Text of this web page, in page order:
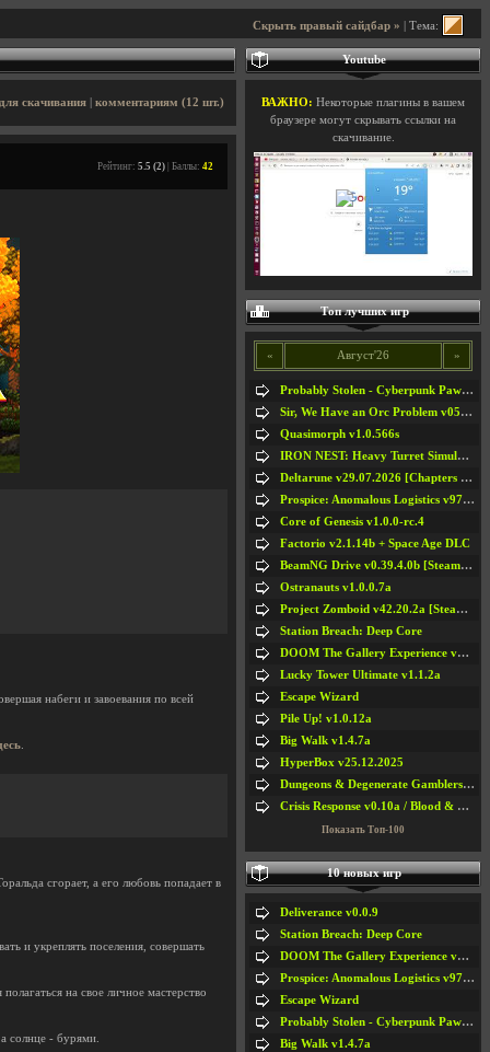
Скрыть правый сайдбар » | Тема:
скачивания комментариям (12 шт.)
Рейтинг: 5.5 (2) | Баллы: 42
набеги и завоевания по всей
сгорает, а его любовь попадает в
и укреплять поселения, совершать
на свое личное мастерство
солнце - бурями.
Youtube
ВАЖНО: Некоторые плагины в вашем
браузере могут скрывать ссылки на
скачивание.
Топ лучших игр
« Август'26 »
Probably Stolen - Cyberpunk Pawnshop Simulator v048c [Playtest]
Sir, We Have an Orc Problem v05.08.2026
Quasimorph v1.0.566s
IRON NEST: Heavy Turret Simulator v1.0a
Deltarune v29.07.2026 [Chapters 1-5] / + RUS [Chapters 1-5]
Prospice: Anomalous Logistics v97 [Playtest]
Core of Genesis v1.0.0-rc.4
Factorio v2.1.14b + Space Age DLC
BeamNG Drive v0.39.4.0b [Steam Early Access]
Ostranauts v1.0.0.7a
Project Zomboid v42.20.2a [Steam Early Access]
Station Breach: Deep Core
DOOM The Gallery Experience v1.4.2
Lucky Tower Ultimate v1.1.2a
Escape Wizard
Pile Up! v1.0.12a
Big Walk v1.4.7a
HyperBox v25.12.2025
Dungeons & Degenerate Gamblers v2.0.2a
Crisis Response v0.10a / Blood & Bullet
Показать Топ-100
10 новых игр
Deliverance v0.0.9
Station Breach: Deep Core
DOOM The Gallery Experience v1.4.2
Prospice: Anomalous Logistics v97 [Playtest]
Escape Wizard
Probably Stolen - Cyberpunk Pawnshop Simulator v048c [Playtest]
Big Walk v1.4.7a